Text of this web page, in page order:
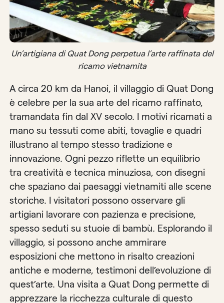
Un’artigiana di Quat Dong perpetua l’arte raffinata del
ricamo vietnamita
A circa 20 km da Hanoi, il villaggio di Quat Dong
è celebre per la sua arte del ricamo raffinato,
tramandata fin dal XV secolo. I motivi ricamati a
mano su tessuti come abiti, tovaglie e quadri
illustrano al tempo stesso tradizione e
innovazione. Ogni pezzo riflette un equilibrio
tra creatività e tecnica minuziosa, con disegni
che spaziano dai paesaggi vietnamiti alle scene
storiche. I visitatori possono osservare gli
artigiani lavorare con pazienza e precisione,
spesso seduti su stuoie di bambù. Esplorando il
villaggio, si possono anche ammirare
esposizioni che mettono in risalto creazioni
antiche e moderne, testimoni dell’evoluzione di
quest’arte. Una visita a Quat Dong permette di
apprezzare la ricchezza culturale di questo